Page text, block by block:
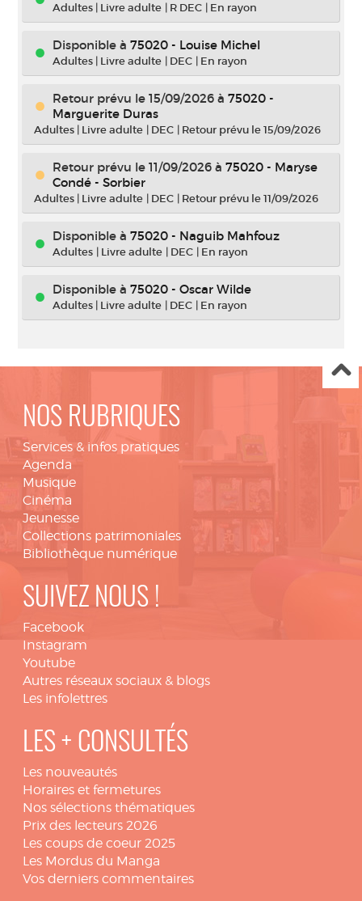
Adultes | Livre adulte | R DEC | En rayon
Disponible à 75020 - Louise Michel
Adultes | Livre adulte | DEC | En rayon
Retour prévu le 15/09/2026 à 75020 -
Marguerite Duras
Adultes | Livre adulte | DEC | Retour prévu le 15/09/2026
Retour prévu le 11/09/2026 à 75020 - Maryse
Condé - Sorbier
Adultes | Livre adulte | DEC | Retour prévu le 11/09/2026
Disponible à 75020 - Naguib Mahfouz
Adultes | Livre adulte | DEC | En rayon
Disponible à 75020 - Oscar Wilde
Adultes | Livre adulte | DEC | En rayon
NOS RUBRIQUES
Services & infos pratiques
Agenda
Musique
Cinéma
Jeunesse
Collections patrimoniales
Bibliothèque numérique
SUIVEZ NOUS !
Facebook
Instagram
Youtube
Autres réseaux sociaux & blogs
Les infolettres
LES + CONSULTÉS
Les nouveautés
Horaires et fermetures
Nos sélections thématiques
Prix des lecteurs 2026
Les coups de coeur 2025
Les Mordus du Manga
Vos derniers commentaires